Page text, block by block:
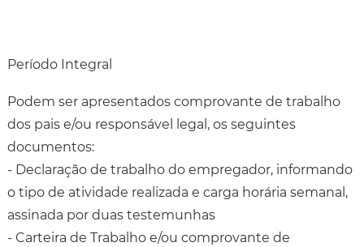
Período Integral
Podem ser apresentados comprovante de trabalho
dos pais e/ou responsável legal, os seguintes
documentos:
- Declaração de trabalho do empregador, informando
o tipo de atividade realizada e carga horária semanal,
assinada por duas testemunhas
- Carteira de Trabalho e/ou comprovante de